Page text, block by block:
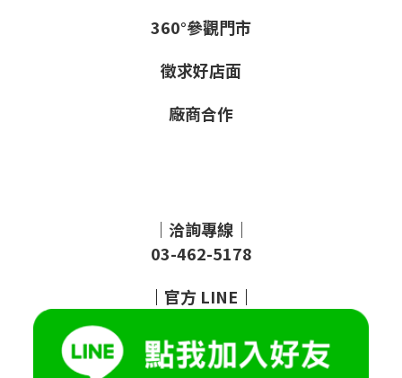
360°參觀門市
徵求好店面
廠商合作
｜洽詢專線｜
03-462-5178
｜ 官方 LINE ｜